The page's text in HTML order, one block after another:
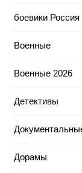
боевики Россия
Военные
Военные 2026
Детективы
Дорамы